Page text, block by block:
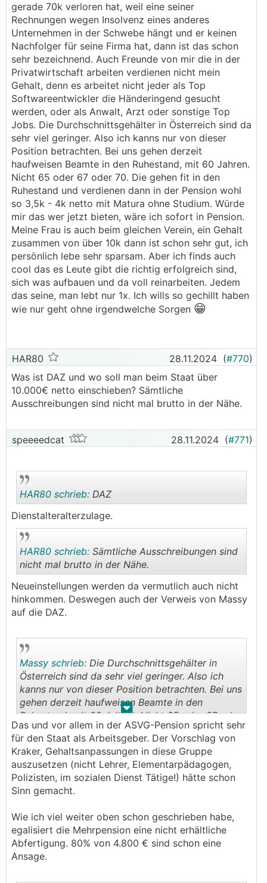
gerade 70k verloren hat, weil eine seiner
Rechnungen wegen Insolvenz eines anderes
Unternehmen in der Schwebe hängt und er keinen
Nachfolger für seine Firma hat, dann ist das schon
sehr bezeichnend. Auch Freunde von mir die in der
Privatwirtschaft arbeiten verdienen nicht mein
Gehalt, denn es arbeitet nicht jeder als Top
Softwareentwickler die Händeringend gesucht
werden, oder als Anwalt, Arzt oder sonstige Top
Jobs. Die Durchschnittsgehälter in Österreich sind da
sehr viel geringer. Also ich kanns nur von dieser
Position betrachten. Bei uns gehen derzeit
haufweisen Beamte in den Ruhestand, mit 60 Jahren.
Nicht 65 oder 67 oder 70. Die gehen fit in den
Ruhestand und verdienen dann in der Pension wohl
so 3,5k - 4k netto mit Matura ohne Studium. Würde
mir das wer jetzt bieten, wäre ich sofort in Pension.
Meine Frau is auch beim gleichen Verein, ein Gehalt
zusammen von über 10k dann ist schon sehr gut, ich
persönlich lebe sehr sparsam. Aber ich finds auch
cool das es Leute gibt die richtig erfolgreich sind,
sich was aufbauen und da voll reinarbeiten. Jedem
das seine, man lebt nur 1x. Ich wills so gechillt haben
wie nur geht ohne irgendwelche Sorgen 😁
HAR80 28.11.2024 (#770)
Was ist DAZ und wo soll man beim Staat über
10.000€ netto einschieben? Sämtliche
Ausschreibungen sind nicht mal brutto in der Nähe.
speeeedcat 28.11.2024 (#771)
HAR80 schrieb: DAZ
Dienstalteralterzulage.
..
HAR80 schrieb: Sämtliche Ausschreibungen sind
nicht mal brutto in der Nähe.
Neueinstellungen werden da vermutlich auch nicht
hinkommen. Deswegen auch der Verweis von Massy
auf die DAZ.
. .
Massy schrieb: Die Durchschnittsgehälter in
Österreich sind da sehr viel geringer. Also ich
kanns nur von dieser Position betrachten. Bei uns
gehen derzeit haufweisen Beamte in den
Ruhestand, mit 60 Jahren. Nicht 65 oder 67 oder
70. Die gehen fit in den Ruhestand und verdienen
dann in der Pension wohl so 3,5k - 4k netto mit
Matura ohne Studium. Würde mir das wer jetzt
bieten, wäre ich sofort in Pension. Meine Frau is
auch beim gleichen Verein, ein Gehalt zusammen
von über 10k dann ist schon sehr gut, ich
auch cool das es Leute gibt die richtig
erfolgreich sind, sich was aufbauen und da voll
reinarbeiten. Jedem das seine, man lebt nur 1x.
Ich wills so gechillt haben wie nur geht ohne
Das und vor allem in der ASVG-Pension spricht sehr
für den Staat als Arbeitsgeber. Der Vorschlag von
Kraker, Gehaltsanpassungen in diese Gruppe
auszusetzen (nicht Lehrer, Elementarpädagogen,
Polizisten, im sozialen Dienst Tätige!) hätte schon
Sinn gemacht.
Wie ich viel weiter oben schon geschrieben habe,
egalisiert die Mehrpension eine nicht erhältliche
Abfertigung. 80% von 4.800 € sind schon eine
Ansage.